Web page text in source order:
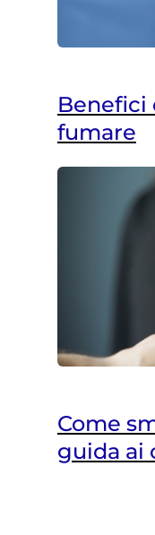
Benefici
fumare
Come
guida ai